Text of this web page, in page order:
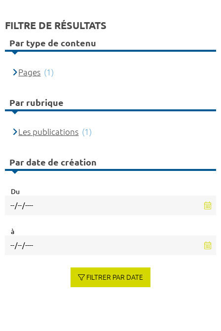
FILTRE DE RÉSULTATS
Par type de contenu
Pages (1)
Par rubrique
Les publications (1)
Par date de création
Du
à
FILTRER PAR DATE